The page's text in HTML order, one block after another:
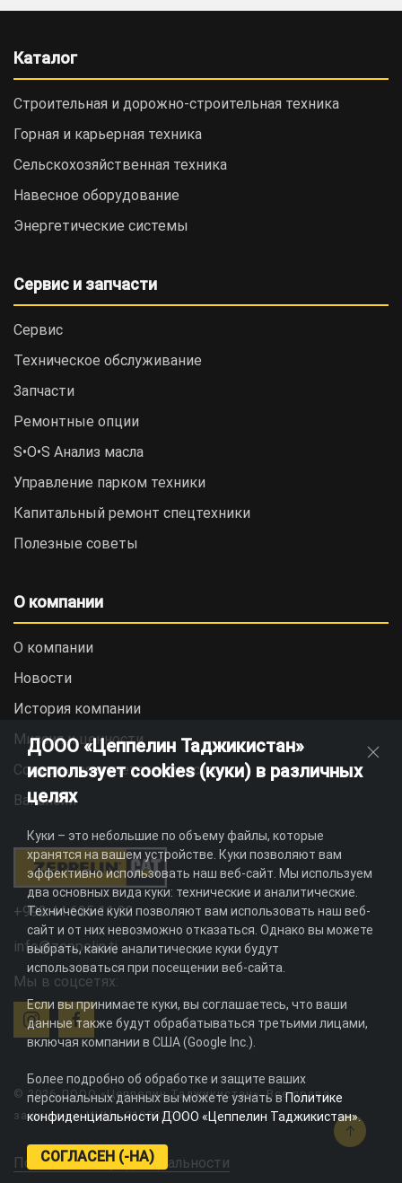
Каталог
Строительная и дорожно-cтроительная техника
Горная и карьерная техника
Сельскохозяйственная техника
Навесное оборудование
Энергетические системы
Сервис и запчасти
Сервис
Техническое обслуживание
Запчасти
Ремонтные опции
S•O•S Анализ масла
Управление парком техники
Капитальный ремонт спецтехники
Полезные советы
О компании
О компании
Новости
История компании
Миссия и ценности
Социальная ответственность
Вакансии
+992 44 625 11 22
info@zeppelin.tj
Мы в соцсетях:
© 2026 ДООО «Цеппелин Таджикистан». Все права
защищены. ИНН - 010082996
Политика конфиденциальности
ДООО «Цеппелин Таджикистан»
использует cookies (куки) в различных
целях
Куки – это небольшие по объему файлы, которые
хранятся на вашем устройстве. Куки позволяют вам
эффективно использовать наш веб-сайт. Мы используем
два основных вида куки: технические и аналитические.
Технические куки позволяют вам использовать наш веб-
сайт и от них невозможно отказаться. Однако вы можете
выбрать, какие аналитические куки будут
использоваться при посещении веб-сайта.
Если вы принимаете куки, вы соглашаетесь, что ваши
данные также будут обрабатываться третьими лицами,
включая компании в США (Google Inc.).
Более подробно об обработке и защите ваших
персональных данных вы можете узнать вПолитике
конфиденциальности ДООО «Цеппелин Таджикистан».
СОГЛАСЕН (-НА)